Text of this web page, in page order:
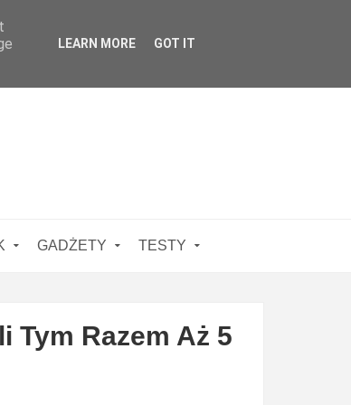
GADŻETY TESTY
Tym Razem Aż 5
LEARN MORE GOT IT